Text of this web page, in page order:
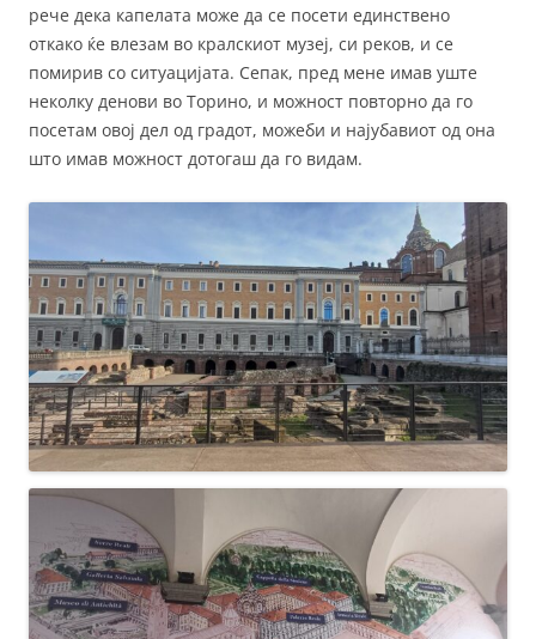
рече дека капелата може да се посети единствено
откако ќе влезам во кралскиот музеј, си реков, и се
помирив со ситуацијата. Сепак, пред мене имав уште
неколку денови во Торино, и можност повторно да го
посетам овој дел од градот, можеби и најубавиот од она
што имав можност дотогаш да го видам.